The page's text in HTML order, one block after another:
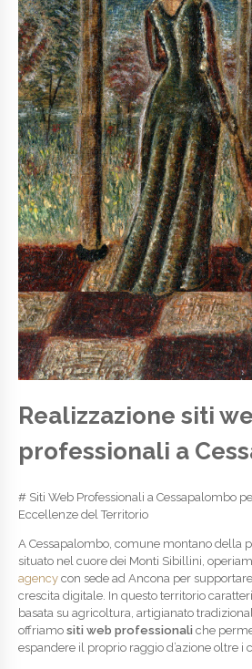
Realizzazione siti
professionali a
# Siti Web Professionali a Cessapalombo
Eccellenze del Territorio
A Cessapalombo, comune montano della
situato nel cuore dei Monti Sibillini,
agency con sede ad Ancona per
crescita digitale. In questo territorio
basata su agricoltura, artigianato
offriamo siti web professionali che
espandere il proprio raggio d’azione oltre i